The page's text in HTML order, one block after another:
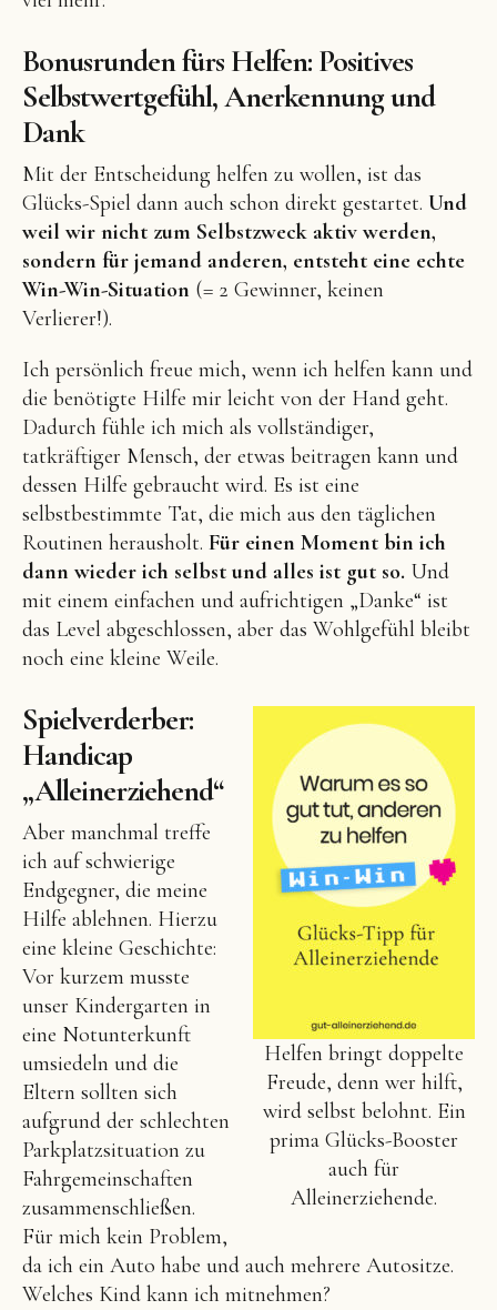
Bonusrunden fürs Helfen: Positives
Selbstwertgefühl, Anerkennung und
Dank
Mit der Entscheidung helfen zu wollen, ist das
Glücks-Spiel dann auch schon direkt gestartet. Und
weil wir nicht zum Selbstzweck aktiv werden,
sondern für jemand anderen, entsteht eine echte
Win-Win-Situation (= 2 Gewinner, keinen
Verlierer!).
Ich persönlich freue mich, wenn ich helfen kann und
die benötigte Hilfe mir leicht von der Hand geht.
Dadurch fühle ich mich als vollständiger,
tatkräftiger Mensch, der etwas beitragen kann und
dessen Hilfe gebraucht wird. Es ist eine
selbstbestimmte Tat, die mich aus den täglichen
Routinen herausholt. Für einen Moment bin ich
dann wieder ich selbst und alles ist gut so. Und
mit einem einfachen und aufrichtigen „Danke“ ist
das Level abgeschlossen, aber das Wohlgefühl bleibt
noch eine kleine Weile.
Helfen bringt doppelte
Freude, denn wer hilft,
wird selbst belohnt. Ein
prima Glücks-Booster
auch für
Alleinerziehende.
Spielverderber:
Handicap
„Alleinerziehend“
Aber manchmal treffe
ich auf schwierige
Endgegner, die meine
Hilfe ablehnen. Hierzu
eine kleine Geschichte:
Vor kurzem musste
unser Kindergarten in
eine Notunterkunft
umsiedeln und die
Eltern sollten sich
aufgrund der schlechten
Parkplatzsituation zu
Fahrgemeinschaften
zusammenschließen.
Für mich kein Problem,
da ich ein Auto habe und auch mehrere Autositze.
Welches Kind kann ich mitnehmen?